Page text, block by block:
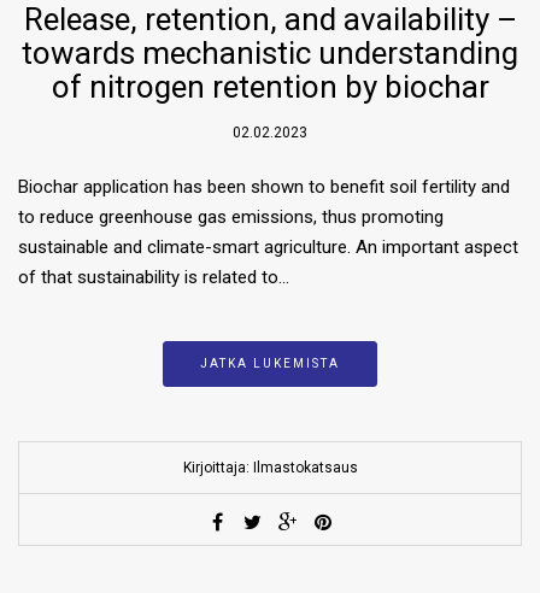
Release, retention, and availability –
towards mechanistic understanding
of nitrogen retention by biochar
02.02.2023
Biochar application has been shown to benefit soil fertility and
to reduce greenhouse gas emissions, thus promoting
sustainable and climate-smart agriculture. An important aspect
of that sustainability is related to…
JATKA LUKEMISTA
Kirjoittaja: Ilmastokatsaus